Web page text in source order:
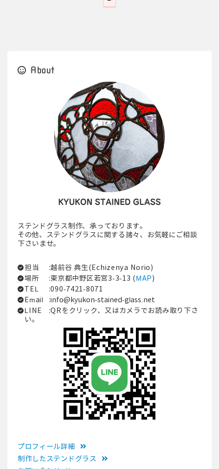
About
KYUKON STAINED GLASS
ステンドグラス制作、承っております。
その他、ステンドグラスに関する諸々、お気軽にご相談
下さいませ。
担当
:越前谷 典生(Echizenya Norio)
場所
:東京都中野区若宮3-3-13 (MAP)
TEL
:090-7421-8071
Email
:info@kyukon-stained-glass.net
LINE
:QRをクリック、又はカメラでお読み取り下さ
い。
プロフィール詳細
制作したステンドグラス